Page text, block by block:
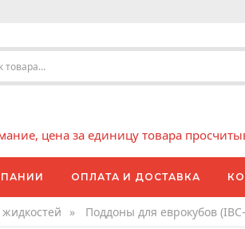
цена за единицу товара
ОПЛАТА И ДОСТАВКА
» Поддоны для еврокубов